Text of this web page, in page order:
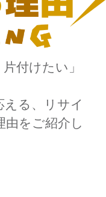
付けたい」
る、リサイ
をご紹介し